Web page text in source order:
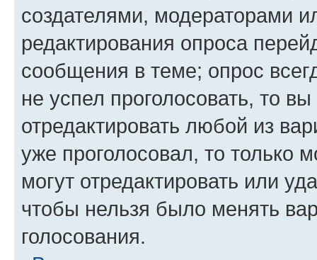
создателями, модераторами
редактирования опроса
сообщения в теме; опрос
не успел проголосовать, то
отредактировать любой из
уже проголосовал, то только
могут отредактировать или
чтобы нельзя было менять
голосования.